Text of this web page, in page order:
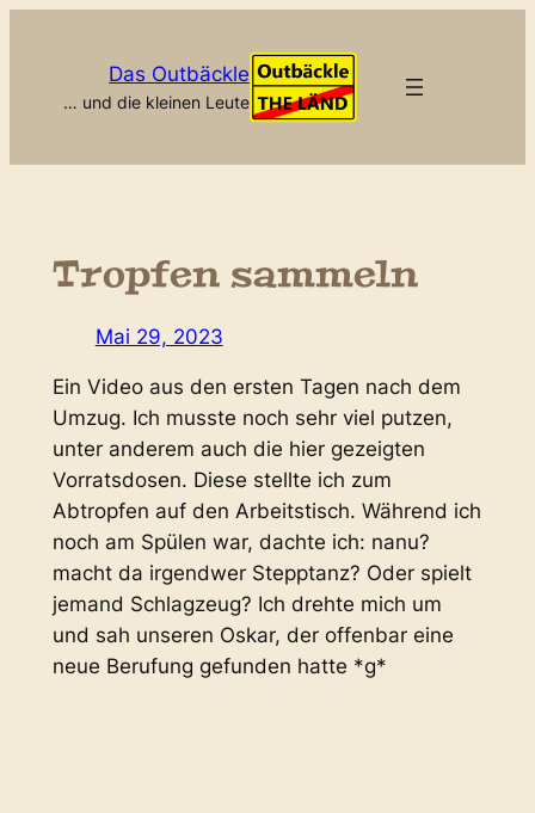
Das Outbäckle
… und die kleinen Leute
Tropfen sammeln
Mai 29, 2023
Ein Video aus den ersten Tagen nach dem
Umzug. Ich musste noch sehr viel putzen,
unter anderem auch die hier gezeigten
Vorratsdosen. Diese stellte ich zum
Abtropfen auf den Arbeitstisch. Während ich
noch am Spülen war, dachte ich: nanu?
macht da irgendwer Stepptanz? Oder spielt
jemand Schlagzeug? Ich drehte mich um
und sah unseren Oskar, der offenbar eine
neue Berufung gefunden hatte *g*